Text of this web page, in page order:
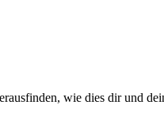
wie dies dir und